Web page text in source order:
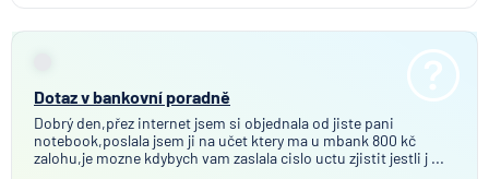
Dotaz v bankovní poradně
Dobrý den,přez internet jsem si objednala od jiste pani
notebook,poslala jsem ji na učet ktery ma u mbank 800 kč
zalohu,je mozne kdybych vam zaslala cislo uctu zjistit jestli j ...